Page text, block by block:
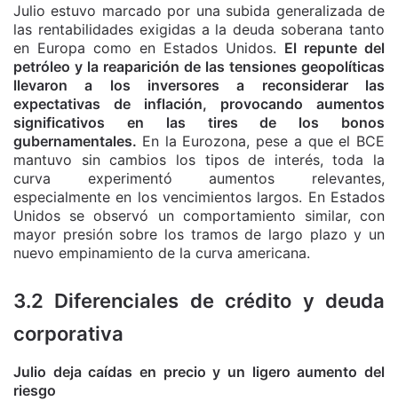
Julio estuvo marcado por una subida generalizada de
las rentabilidades exigidas a la deuda soberana tanto
en Europa como en Estados Unidos. El repunte del
petróleo y la reaparición de las tensiones geopolíticas
llevaron a los inversores a reconsiderar las
expectativas de inflación, provocando aumentos
significativos en las tires de los bonos
gubernamentales. En la Eurozona, pese a que el BCE
mantuvo sin cambios los tipos de interés, toda la
curva experimentó aumentos relevantes,
especialmente en los vencimientos largos. En Estados
Unidos se observó un comportamiento similar, con
mayor presión sobre los tramos de largo plazo y un
nuevo empinamiento de la curva americana.
3.2 Diferenciales de crédito y deuda
corporativa
Julio deja caídas en precio y un ligero aumento del
riesgo